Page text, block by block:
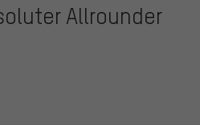
Allrounder